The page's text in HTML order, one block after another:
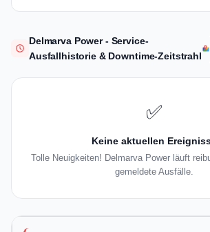
Delmarva Power - Service-
Ausfallhistorie & Downtime-Zeitstrahl
✅
Keine aktuellen
Tolle Neuigkeiten! Delmarva Power läuft
gemeldete Ausfälle.